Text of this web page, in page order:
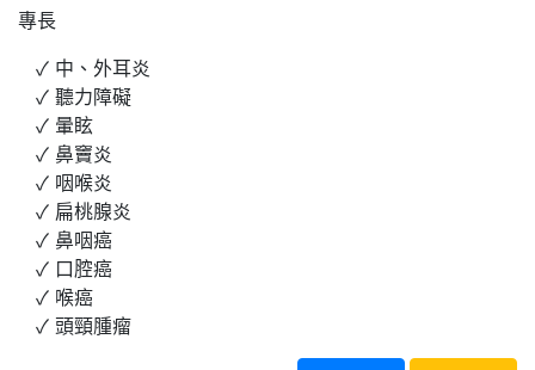
專長
中、外耳炎
聽力障礙
暈眩
鼻竇炎
咽喉炎
扁桃腺炎
鼻咽癌
口腔癌
喉癌
頭頸腫瘤